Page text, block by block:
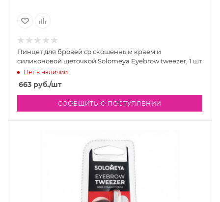
Пинцет для бровей со скошенным краем и
силиконовой щеточкой Solomeya Eyebrow tweezer, 1 шт.
Нет в наличии
663 руб./шт
СООБЩИТЬ О ПОСТУПЛЕНИИ